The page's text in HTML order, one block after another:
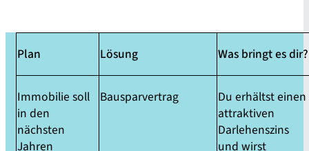
Plan Lösung Was bringt es dir?
Immobilie soll
in den
nächsten
Jahren
Bausparvertrag
Du erhältst einen
attraktiven
Darlehenszins
und wirst